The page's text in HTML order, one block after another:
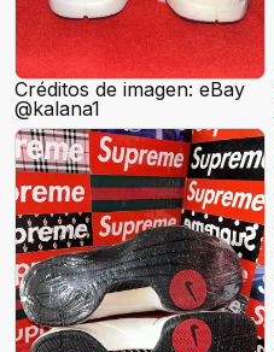
Créditos de imagen: eBay
@kalana1